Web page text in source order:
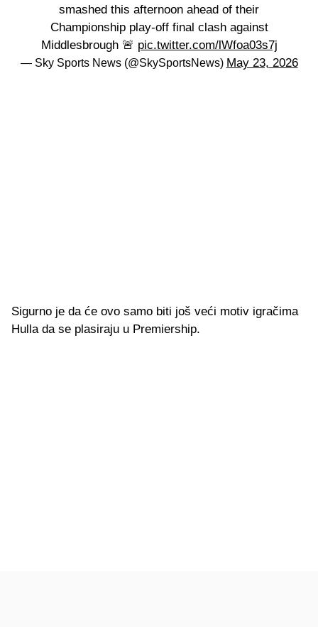
smashed this afternoon ahead of their
Championship play-off final clash against
Middlesbrough 🚨 pic.twitter.com/lWfoa03s7j
— Sky Sports News (@SkySportsNews) May 23, 2026
Sigurno je da će ovo samo biti još veći motiv igračima
Hulla da se plasiraju u Premiership.